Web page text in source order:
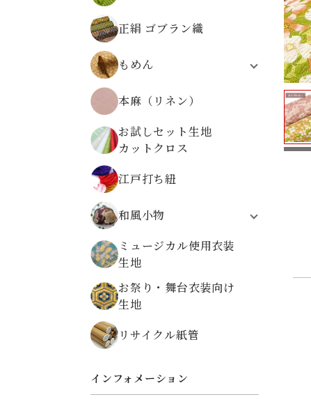
正絹ちりめん
無地ちりめんから選ぶ
柄物ちりめんから選ぶ
正絹 ゴブラン織
もめん
モーリークロス
伝統柄
動物柄
レトロ文様
高島ちぢみ
本麻（リネン）
お試しセット生地
カットクロス
江戸打ち紐
和風小物
システム手帳
折り布
数珠袋
金襴ケース・大
金襴小物ケース
金襴がまぐち
ちりめん碁石がまぐち
御朱印帳
友禅ちりめんポーチ
ミュージカル使用衣装
生地
お祭り・舞台衣装向け
生地
リサイクル紙管
インフォメーション